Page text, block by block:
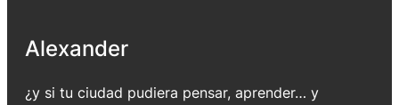
Alexander
¿y si tu ciudad pudiera pensar, aprender… y